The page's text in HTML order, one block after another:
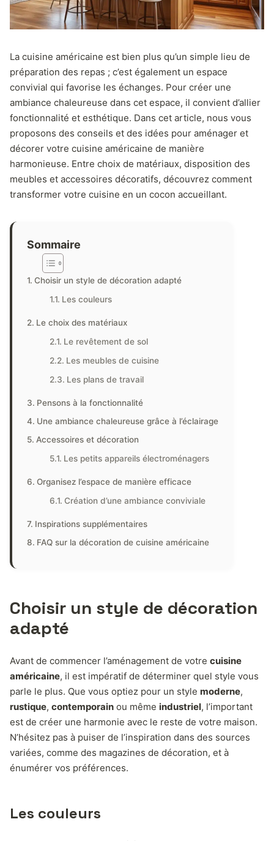
La cuisine américaine est bien plus qu’un simple lieu de
préparation des repas ; c’est également un espace
convivial qui favorise les échanges. Pour créer une
ambiance chaleureuse dans cet espace, il convient d’allier
fonctionnalité et esthétique. Dans cet article, nous vous
proposons des conseils et des idées pour aménager et
décorer votre cuisine américaine de manière
harmonieuse. Entre choix de matériaux, disposition des
meubles et accessoires décoratifs, découvrez comment
transformer votre cuisine en un cocon accueillant.
Sommaire
Choisir un style de décoration adapté
Les couleurs
Le choix des matériaux
Le revêtement de sol
Les meubles de cuisine
Les plans de travail
Pensons à la fonctionnalité
Une ambiance chaleureuse grâce à l’éclairage
Accessoires et décoration
Les petits appareils électroménagers
Organisez l’espace de manière efficace
Création d’une ambiance conviviale
Inspirations supplémentaires
FAQ sur la décoration de cuisine américaine
Choisir un style de décoration
adapté
Avant de commencer l’aménagement de votre cuisine
américaine, il est impératif de déterminer quel style vous
parle le plus. Que vous optiez pour un style moderne,
rustique, contemporain ou même industriel, l’important
est de créer une harmonie avec le reste de votre maison.
N’hésitez pas à puiser de l’inspiration dans des sources
variées, comme des magazines de décoration, et à
énumérer vos préférences.
Les couleurs